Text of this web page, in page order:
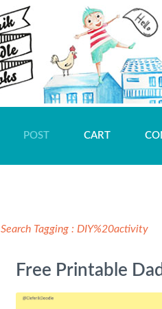
POST CART
Search Tagging : DIY%20activity
Free Printable